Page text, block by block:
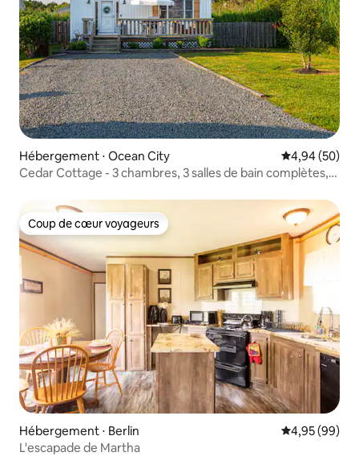
Hébergement ⋅ Ocean City Évaluation
4,94 (50)
Cedar Cottage - 3 chambres, 3 salles de bain complètes,
Coup de cœur voyageurs
Coup de cœur voyageurs
Hébergement ⋅ Berlin Évaluation
4,95 (99)
L'escapade de Martha